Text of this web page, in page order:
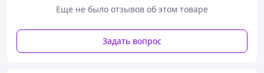
Вес 0.220 кг
Еще не было отзывов об этом товаре
Задать вопрос